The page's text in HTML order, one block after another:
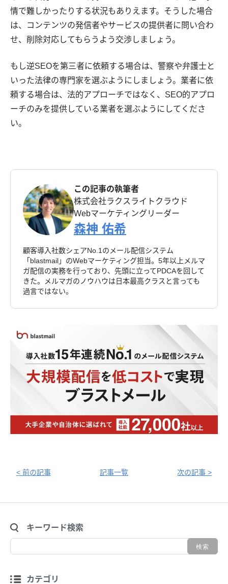
情で難しかったりする状況もありえます。そうした場合
は、コンテンツの発信者やサービスの提供者に問い合わ
せ、削除対応してもらうよう交渉しましょう。
もし逆SEOを第三者に依頼する場合は、警察や弁護士と
いった法律の専門家を選ぶようにしましょう。業者に依
頼する場合は、法的アプローチではなく、SEO的アプロ
ーチのみを提供している業者を選ぶようにしてくださ
い。
この記事の執筆者
株式会社ラクスライトクラウド
Webマーケティングリーダー
森神 佑希
顧客導入社数シェアNo.1のメール配信システム
「blastmail」のWebマーケティング担当。5年以上メルマ
ガ配信の実務を行っており、先頭に立ってPDCAを回して
きた。メルマガのノウハウは日本最高クラスと言っても
過言ではない。
< 前の記事 記事一覧 次の記事 >
キーワード検索
カテゴリ